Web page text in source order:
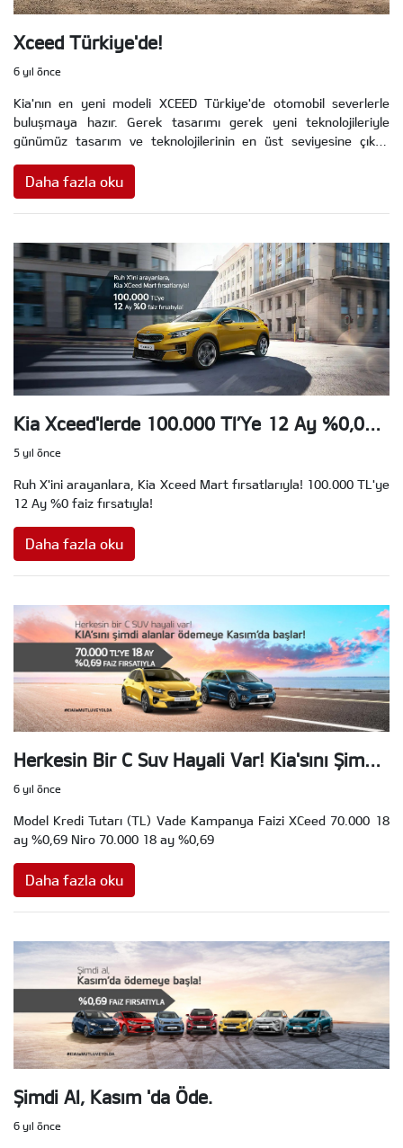
Xceed Türkiye'de!
6 yıl önce
Kia'nın en yeni modeli XCEED Türkiye'de otomobil severlerle
buluşmaya hazır. Gerek tasarımı gerek yeni teknolojileriyle
günümüz tasarım ve teknolojilerinin en üst seviyesine çıkan
sunulacak.
Daha fazla oku
Kia Xceed'lerde 100.000 Tl’Ye 12 Ay %0,00
Faiz Fırsatı!
5 yıl önce
Ruh X'ini arayanlara, Kia Xceed Mart fırsatlarıyla! 100.000 TL'ye
12 Ay %0 faiz fırsatıyla!
Daha fazla oku
Herkesin Bir C Suv Hayali Var! Kia'sını Şimdi
Alanlar, Ödemeye Kasım'da Başlar!
6 yıl önce
Model Kredi Tutarı (TL) Vade Kampanya Faizi XCeed 70.000 18
ay %0,69 Niro 70.000 18 ay %0,69
Daha fazla oku
Şimdi Al, Kasım 'da Öde.
6 yıl önce